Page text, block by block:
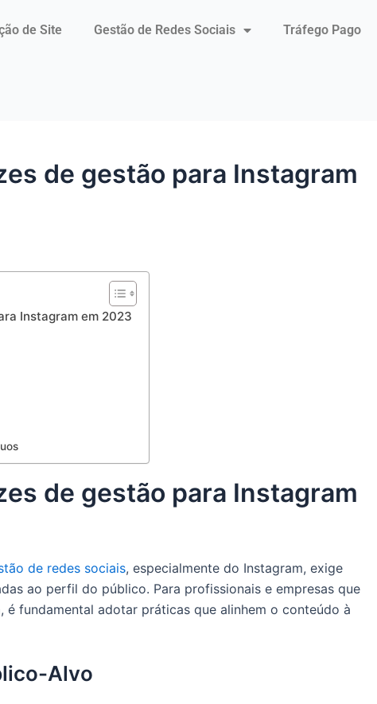
de Site Gestão de Redes Sociais Tráfego Pago
de gestão para Instagram
Instagram em 2023
de gestão para Instagram
de redes sociais, especialmente do Instagram, exige
ao perfil do público. Para profissionais e empresas que
é fundamental adotar práticas que alinhem o conteúdo à
Alvo